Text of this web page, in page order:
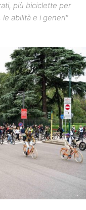
più biciclette per
abilità e i generi"